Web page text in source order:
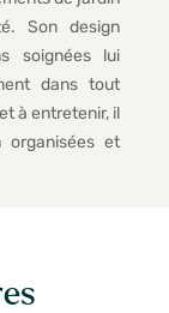
Son design
soignées lui
dans tout
à entretenir, il
et